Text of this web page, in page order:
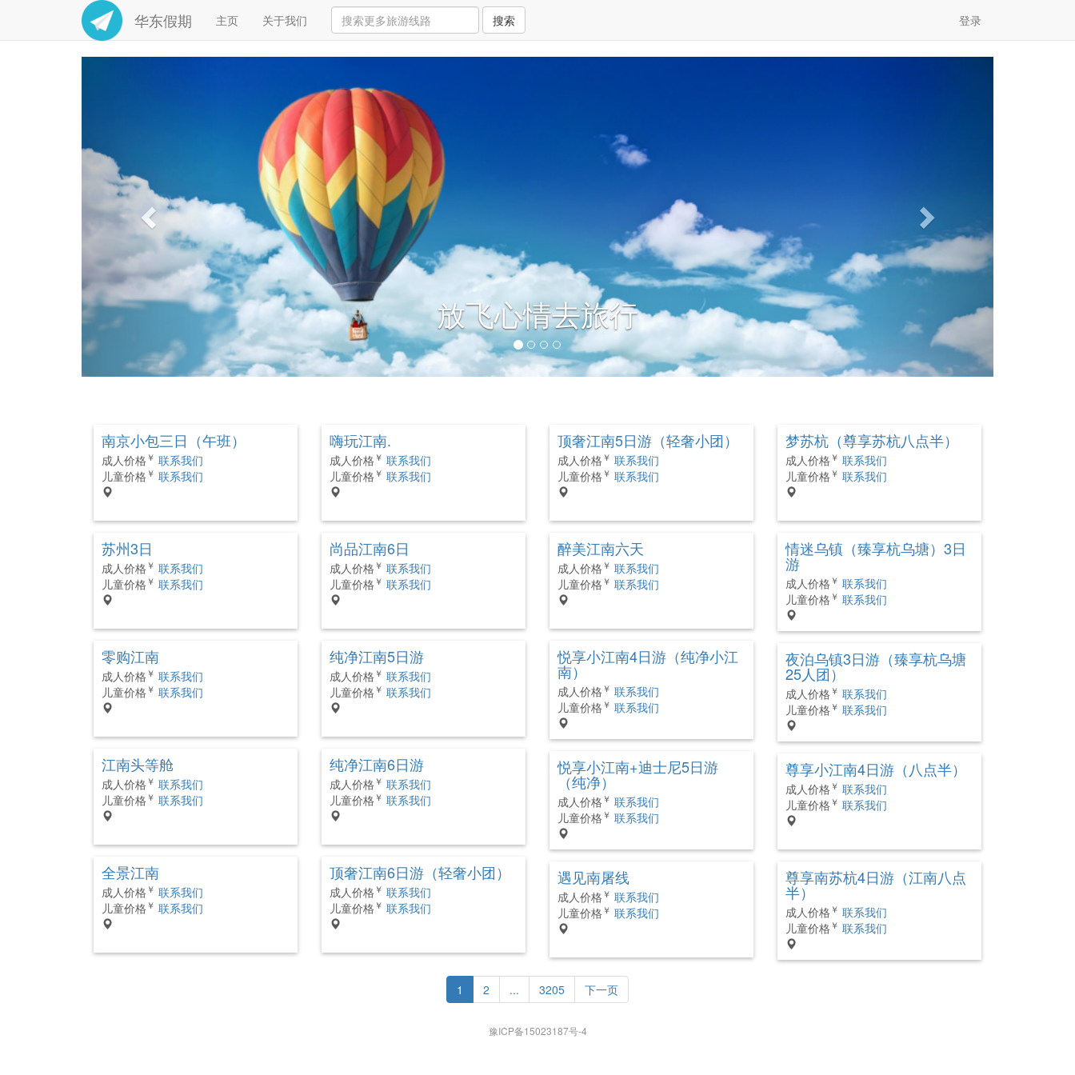
华东假期 主页 关于我们 搜索 登录
放飞心情去旅行
南京小包三日（午班）
成人价格 ￥ 联系我们
儿童价格 ￥ 联系我们
苏州3日
成人价格 ￥ 联系我们
儿童价格 ￥ 联系我们
零购江南
成人价格 ￥ 联系我们
儿童价格 ￥ 联系我们
江南头等舱
成人价格 ￥ 联系我们
儿童价格 ￥ 联系我们
全景江南
成人价格 ￥ 联系我们
儿童价格 ￥ 联系我们
嗨玩江南.
成人价格 ￥ 联系我们
儿童价格 ￥ 联系我们
尚品江南6日
成人价格 ￥ 联系我们
儿童价格 ￥ 联系我们
纯净江南5日游
成人价格 ￥ 联系我们
儿童价格 ￥ 联系我们
纯净江南6日游
成人价格 ￥ 联系我们
儿童价格 ￥ 联系我们
顶奢江南6日游（轻奢小团）
成人价格 ￥ 联系我们
儿童价格 ￥ 联系我们
顶奢江南5日游（轻奢小团）
成人价格 ￥ 联系我们
儿童价格 ￥ 联系我们
醉美江南六天
成人价格 ￥ 联系我们
儿童价格 ￥ 联系我们
悦享小江南4日游（纯净小江
南）
成人价格 ￥ 联系我们
儿童价格 ￥ 联系我们
悦享小江南+迪士尼5日游
（纯净）
成人价格 ￥ 联系我们
儿童价格 ￥ 联系我们
遇见南屠线
成人价格 ￥ 联系我们
儿童价格 ￥ 联系我们
梦苏杭（尊享苏杭八点半）
成人价格 ￥ 联系我们
儿童价格 ￥ 联系我们
情迷乌镇（臻享杭乌塘）3日
游
成人价格 ￥ 联系我们
儿童价格 ￥ 联系我们
夜泊乌镇3日游（臻享杭乌塘
25人团）
成人价格 ￥ 联系我们
儿童价格 ￥ 联系我们
尊享小江南4日游（八点半）
成人价格 ￥ 联系我们
儿童价格 ￥ 联系我们
尊享南苏杭4日游（江南八点
半）
成人价格 ￥ 联系我们
儿童价格 ￥ 联系我们
1 2 ... 3205 下一页
豫ICP备15023187号-4